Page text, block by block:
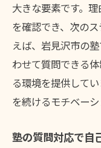
大きな要素です。
を確認でき、次の
えば、岩見沢市の
わせて質問できる
る環境を提供して
を続けるモチベー
塾の質問対応で自